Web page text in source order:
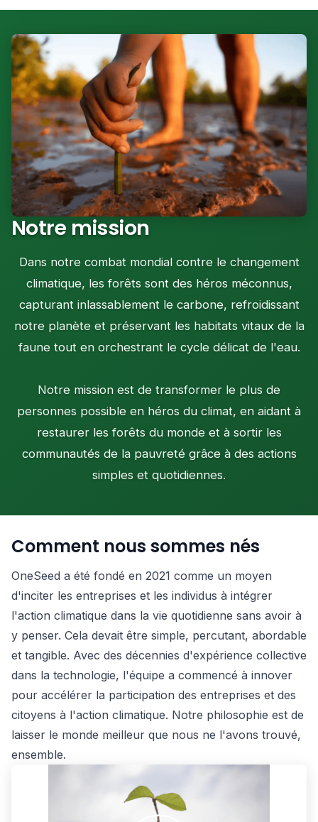
Notre mission
Dans notre combat mondial contre le changement
climatique, les forêts sont des héros méconnus,
capturant inlassablement le carbone, refroidissant
notre planète et préservant les habitats vitaux de la
faune tout en orchestrant le cycle délicat de l'eau.
Notre mission est de transformer le plus de
personnes possible en héros du climat, en aidant à
restaurer les forêts du monde et à sortir les
communautés de la pauvreté grâce à des actions
simples et quotidiennes.
Comment nous sommes nés
OneSeed a été fondé en 2021 comme un moyen
d'inciter les entreprises et les individus à intégrer
l'action climatique dans la vie quotidienne sans avoir à
y penser. Cela devait être simple, percutant, abordable
et tangible. Avec des décennies d'expérience collective
dans la technologie, l'équipe a commencé à innover
pour accélérer la participation des entreprises et des
citoyens à l'action climatique. Notre philosophie est de
laisser le monde meilleur que nous ne l'avons trouvé,
ensemble.